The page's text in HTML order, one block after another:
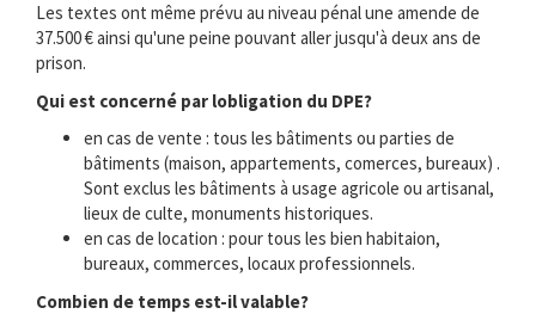
Les textes ont même prévu au niveau pénal une amende de
37.500 € ainsi qu'une peine pouvant aller jusqu'à deux ans de
prison.
Qui est concerné par lobligation du DPE?
en cas de vente : tous les bâtiments ou parties de
bâtiments (maison, appartements, comerces, bureaux) .
Sont exclus les bâtiments à usage agricole ou artisanal,
lieux de culte, monuments historiques.
en cas de location : pour tous les bien habitaion,
bureaux, commerces, locaux professionnels.
Combien de temps est-il valable?